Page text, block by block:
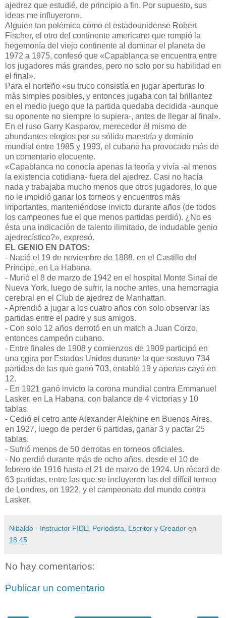
ajedrez que estudié, de principio a fin. Por supuesto, sus
ideas me influyeron».
Alguien tan polémico como el estadounidense Robert
Fischer, el otro del continente americano que rompió la
hegemonía del viejo continente al dominar el planeta de
1972 a 1975, confesó que «Capablanca se encuentra entre
los jugadores más grandes, pero no solo por su habilidad en
el final».
Para el norteño «su truco consistía en jugar aperturas lo
más simples posibles, y entonces jugaba con tal brillantez
en el medio juego que la partida quedaba decidida -aunque
su oponente no siempre lo supiera-, antes de llegar al final».
En el ruso Garry Kasparov, merecedor él mismo de
abundantes elogios por su sólida maestría y dominio
mundial entre 1985 y 1993, el cubano ha provocado más de
un comentario elocuente.
«Capablanca no conocía apenas la teoría y vivía -al menos
la existencia cotidiana- fuera del ajedrez. Casi no hacía
nada y trabajaba mucho menos que otros jugadores, lo que
no le impidió ganar los torneos y encuentros más
importantes, manteniéndose invicto durante años (de todos
los campeones fue el que menos partidas perdió). ¿No es
ésta una indicación de talento ilimitado, de indudable genio
ajedrecístico?», expresó.
EL GENIO EN DATOS:
- Nació el 19 de noviembre de 1888, en el Castillo del
Príncipe, en La Habana.
- Murió el 8 de marzo de 1942 en el hospital Monte Sinaí de
Nueva York, luego de sufrir, la noche antes, una hemorragia
cerebral en el Club de ajedrez de Manhattan.
- Aprendió a jugar a los cuatro años con solo observar las
partidas entre el padre y sus amigos.
- Con solo 12 años derrotó en un match a Juan Corzo,
entonces campeón cubano.
- Entre finales de 1908 y comienzos de 1909 participó en
una çgira por Estados Unidos durante la que sostuvo 734
partidas de las que ganó 703, entabló 19 y apenas cayó en
12.
- En 1921 ganó invicto la corona mundial contra Emmanuel
Lasker, en La Habana, con balance de 4 victorias y 10
tablas.
- Cedió el cetro ante Alexander Alekhine en Buenos Aires,
en 1927, luego de perder 6 partidas, ganar 3 y pactar 25
tablas.
- Sufrió menos de 50 derrotas en torneos oficiales.
- No perdió durante más de ocho años, desde el 10 de
febrero de 1916 hasta el 21 de marzo de 1924. Un récord de
63 partidas, entre las que se incluyeron las del difícil torneo
de Londres, en 1922, y el campeonato del mundo contra
Lasker.
Nibaldo - Instructor FIDE, Periodista, Escritor y Creador en
18:45
No hay comentarios:
Publicar un comentario